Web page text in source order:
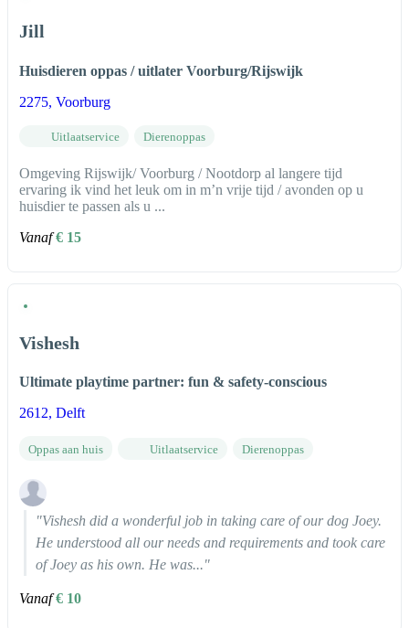
Jill
Huisdieren oppas / uitlater Voorburg/Rijswijk
2275, Voorburg
Uitlaatservice Dierenoppas
Omgeving Rijswijk/ Voorburg / Nootdorp al langere tijd
ervaring ik vind het leuk om in m’n vrije tijd / avonden op u
huisdier te passen als u ...
Vanaf€ 15
Vishesh
Ultimate playtime partner: fun & safety-conscious
2612, Delft
Oppas aan huis Uitlaatservice Dierenoppas
"Vishesh did a wonderful job in taking care of our dog Joey.
He understood all our needs and requirements and took care
of Joey as his own. He was..."
Vanaf€ 10